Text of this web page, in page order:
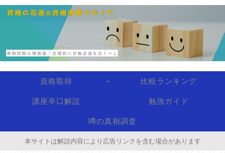
資格取得 比較ランキング
講座辛口解説 勉強ガイド
噂の真相調査
本サイトは解説内容により広告リンクを含む場合があります